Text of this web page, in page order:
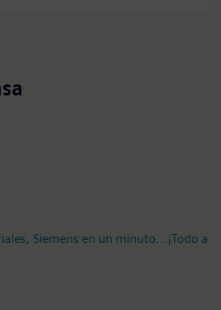
Siemens en un minuto...¡Todo a